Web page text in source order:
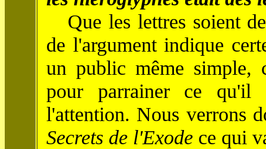
Que les lettres soient
de l'argument indique
un public même simple,
pour parrainer ce qu'il
l'attention. Nous verrons
Secrets de l'Exode ce qui